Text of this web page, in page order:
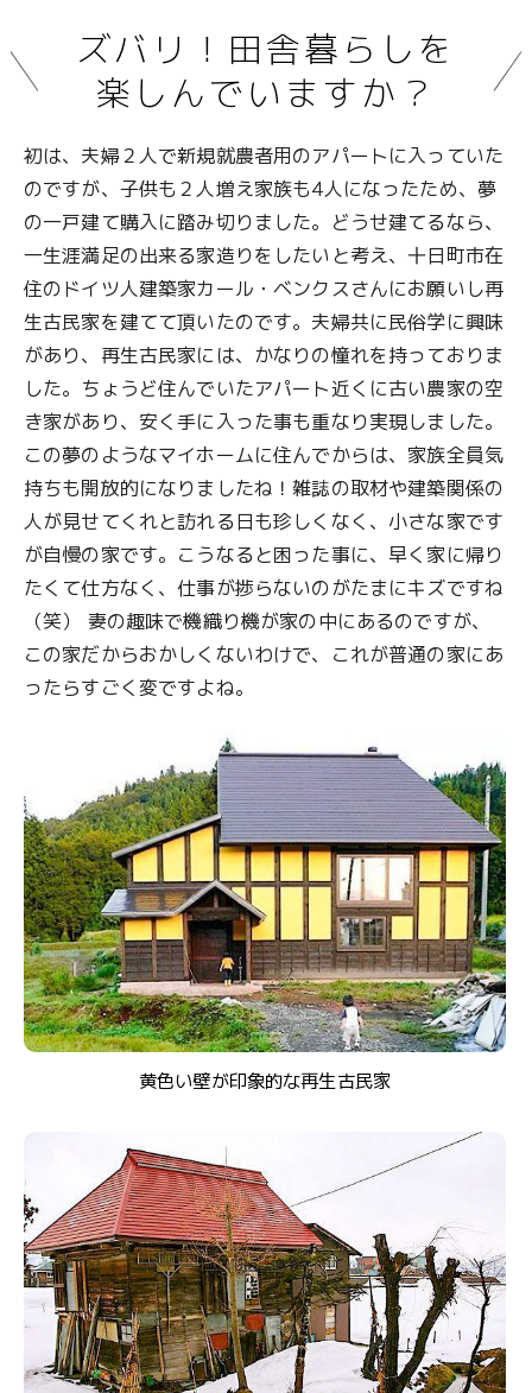
ズバリ！田舎暮らしを
楽しんでいますか？
初は、夫婦２人で新規就農者用のアパートに入っていた
のですが、子供も２人増え家族も4人になったため、夢
の一戸建て購入に踏み切りました。どうせ建てるなら、
一生涯満足の出来る家造りをしたいと考え、十日町市在
住のドイツ人建築家カール・ベンクスさんにお願いし再
生古民家を建てて頂いたのです。夫婦共に民俗学に興味
があり、再生古民家には、かなりの憧れを持っておりま
した。ちょうど住んでいたアパート近くに古い農家の空
き家があり、安く手に入った事も重なり実現しました。
この夢のようなマイホームに住んでからは、家族全員気
持ちも開放的になりましたね！雑誌の取材や建築関係の
人が見せてくれと訪れる日も珍しくなく、小さな家です
が自慢の家です。こうなると困った事に、早く家に帰り
たくて仕方なく、仕事が捗らないのがたまにキズですね
（笑） 妻の趣味で機織り機が家の中にあるのですが、
この家だからおかしくないわけで、これが普通の家にあ
ったらすごく変ですよね。
黄色い壁が印象的な再生古民家